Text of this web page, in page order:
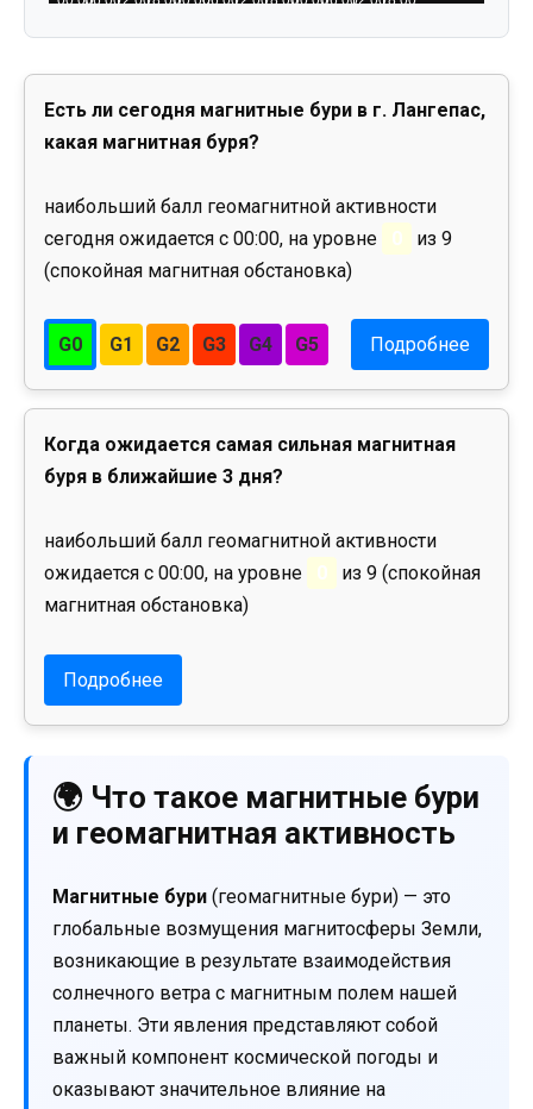
Есть ли сегодня магнитные бури в г. Лангепас,
какая магнитная буря?
наибольший балл геомагнитной активности
сегодня ожидается с 00:00, на уровне
0
из 9
(спокойная магнитная обстановка)
G0 G1 G2 G3 G4 G5 Подробнее
Когда ожидается самая сильная магнитная
буря в ближайшие 3 дня?
наибольший балл геомагнитной активности
ожидается с 00:00, на уровне
0
из 9 (спокойная
магнитная обстановка)
Подробнее
🌍 Что такое магнитные бури
и геомагнитная активность
Магнитные бури (геомагнитные бури) — это
глобальные возмущения магнитосферы Земли,
возникающие в результате взаимодействия
солнечного ветра с магнитным полем нашей
планеты. Эти явления представляют собой
важный компонент космической погоды и
оказывают значительное влияние на